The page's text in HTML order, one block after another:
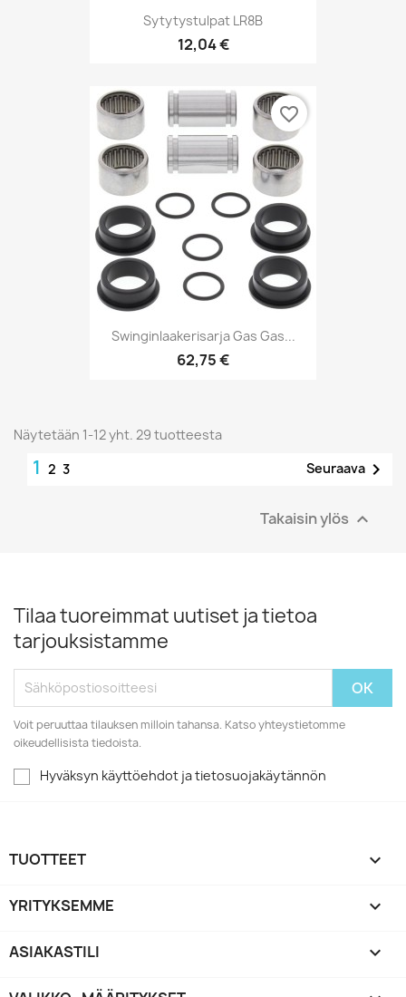
Sytytystulpat LR8B
12,04 €
Swinginlaakerisarja Gas Gas...
62,75 €
favorite_border
Näytetään 1-12 yht. 29 tuotteesta
1 2 3 Seuraava 
Takaisin ylös 
Tilaa tuoreimmat uutiset ja tietoa
tarjouksistamme
Voit peruuttaa tilauksen milloin tahansa. Katso yhteystietomme
oikeudellisista tiedoista.
Hyväksyn käyttöehdot ja tietosuojakäytännön
TUOTTEET 
YRITYKSEMME 
ASIAKASTILI 